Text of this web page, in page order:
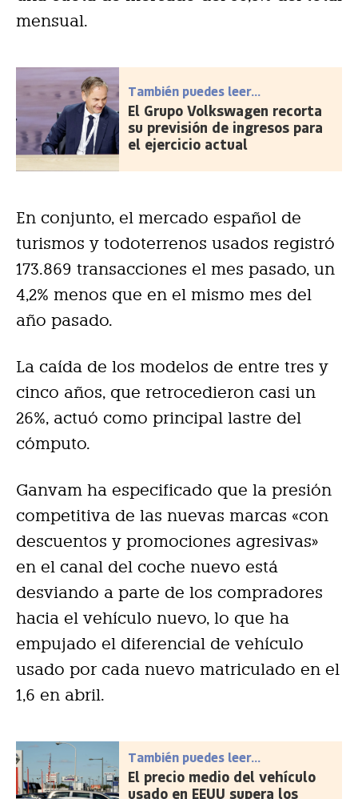
mensual.
También puedes leer...
El Grupo Volkswagen recorta
su previsión de ingresos para
el ejercicio actual
En conjunto, el mercado español de
turismos y todoterrenos usados registró
173.869 transacciones el mes pasado, un
4,2% menos que en el mismo mes del
año pasado.
La caída de los modelos de entre tres y
cinco años, que retrocedieron casi un
26%, actuó como principal lastre del
cómputo.
Ganvam ha especificado que la presión
competitiva de las nuevas marcas «con
descuentos y promociones agresivas»
en el canal del coche nuevo está
desviando a parte de los compradores
hacia el vehículo nuevo, lo que ha
empujado el diferencial de vehículo
usado por cada nuevo matriculado en el
1,6 en abril.
También puedes leer...
El precio medio del vehículo
usado en EEUU supera los